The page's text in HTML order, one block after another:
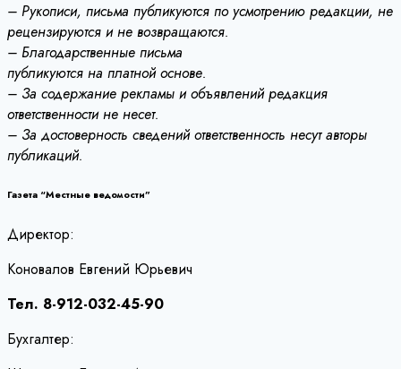
– Рукописи, письма публикуются по усмотрению редакции, не
рецензируются и не возвращаются.
– Благодарственные письма
публикуются на платной основе.
– За содержание рекламы и объявлений редакция
ответственности не несет.
– За достоверность сведений ответственность несут авторы
публикаций.
Газета “Местные ведомости”
Директор:
Коновалов Евгений Юрьевич
Тел. 8-912-032-45-90
Бухгалтер: